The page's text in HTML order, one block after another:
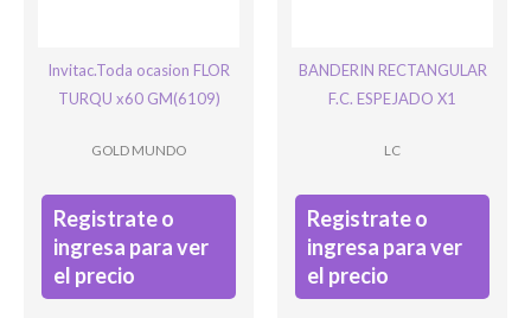
Invitac.Toda ocasion FLOR
TURQU x60 GM(6109)
GOLD MUNDO
Registrate o
ingresa para ver
el precio
BANDERIN RECTANGULAR
F.C. ESPEJADO X1
LC
Registrate o
ingresa para ver
el precio